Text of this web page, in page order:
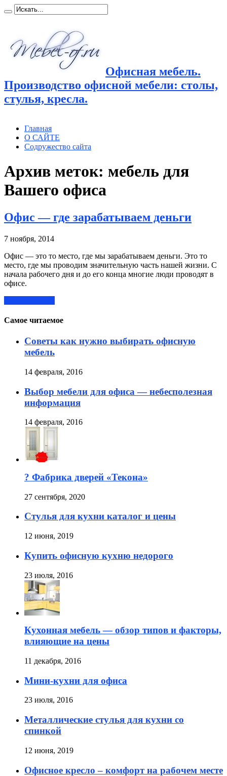
Офисная мебель.
Производство офисной мебели: столы,
стулья, кресла.
Главная
О САЙТЕ
Содружество сайта
Архив меток: мебель для
Вашего офиса
Офис — где зарабатываем деньги
7 ноября, 2014
Офис — это то место, где мы зарабатываем деньги. Это то
место, где мы проводим значительную часть нашей жизни. С
начала рабочего дня и до его конца многие люди проводят в
офисе.
Самое читаемое
Советы как нужно выбирать офисную
мебель
14 февраля, 2016
Выбор мебели для офиса — небесполезная
информация
14 февраля, 2016
? Фабрика дверей «Текона»
27 сентября, 2020
Стулья для кухни каталог и цены
12 июня, 2019
Купить офисную кухню недорого
23 июля, 2016
Кухонная мебель — обзор типов и факторы,
влияющие на цены
11 декабря, 2016
Мини-кухни для офиса
23 июля, 2016
Металлические стулья для кухни со
спинкой
12 июня, 2019
Офисное кресло – комфорт на рабочем месте